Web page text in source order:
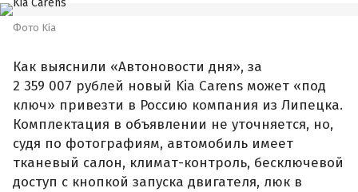
Фото Kia
Как выяснили «Автоновости дня», за
2 359 007 рублей новый Kia Carens может «под
ключ» привезти в Россию компания из Липецка.
Комплектация в объявлении не уточняется, но,
судя по фотографиям, автомобиль имеет
тканевый салон, климат-контроль, бесключевой
доступ с кнопкой запуска двигателя, люк в